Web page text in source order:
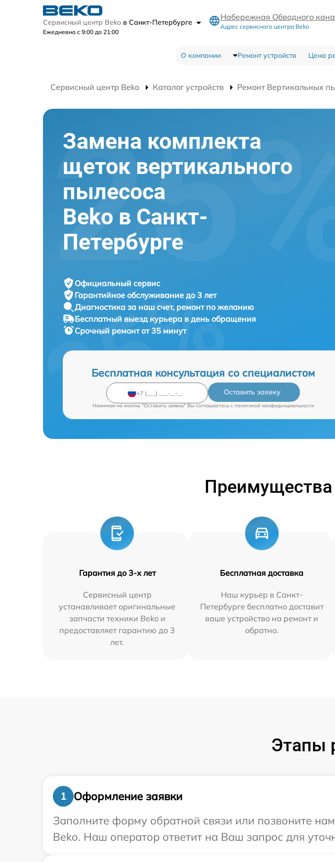
Сервисный центр Beko в Санкт-Петербурге
Ежедневно с 9:00 до 21:00
Набережная Обводного
Адрес сервисного центра Beko
О компании Ремонт устройств Цена
Сервисный центр Beko Каталог устройств Ремонт Вертикальных
Замена комплекта
щеток вертикального
пылесоса
Beko в Санкт-
Петербурге
Официальный сервис
Гарантийное обслуживание до 3 лет
Диагностика за наш счет, ремонт по желанию
Бесплатный выезд курьера в день обращения
Срочный ремонтот 35 минут
Бесплатная консультация со специалистом
Оставить заявку
Нажимая на кнопку "Оставить заявку" Вы соглашаетесь c политикой конфиденциальности
Преимущества
Гарантия до 3-х лет
Сервисный центр
устанавливает оригинальные
запчасти техники Beko и
предоставляет гарантию до 3
лет.
Бесплатная доставка
Наш курьер в Санкт-
Петербурге бесплатно доставит
ваше устройство на ремонт и
обратно.
Этапы
1
Оформление заявки
Заполните форму обратной связи или позвоните
Beko. Наш оператор ответит на Ваш запрос для